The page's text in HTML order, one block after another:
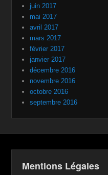
juin 2017
mai 2017
avril 2017
mars 2017
février 2017
janvier 2017
décembre 2016
novembre 2016
octobre 2016
septembre 2016
Mentions Légales